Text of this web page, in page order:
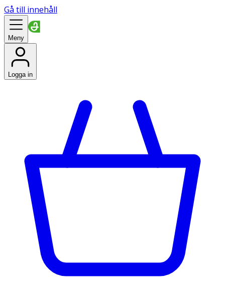
Gå till innehåll
Meny
Logga in